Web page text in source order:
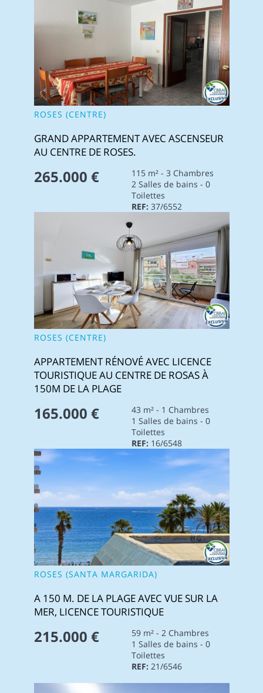
ROSES (CENTRE)
GRAND APPARTEMENT AVEC ASCENSEUR
AU CENTRE DE ROSES.
265.000 €
115 m² - 3 Chambres
2 Salles de bains - 0
Toilettes
REF: 37/6552
ROSES (CENTRE)
APPARTEMENT RÉNOVÉ AVEC LICENCE
TOURISTIQUE AU CENTRE DE ROSAS À
150M DE LA PLAGE
165.000 €
43 m² - 1 Chambres
1 Salles de bains - 0
Toilettes
REF: 16/6548
ROSES (SANTA MARGARIDA)
A 150 M. DE LA PLAGE AVEC VUE SUR LA
MER, LICENCE TOURISTIQUE
215.000 €
59 m² - 2 Chambres
1 Salles de bains - 0
Toilettes
REF: 21/6546